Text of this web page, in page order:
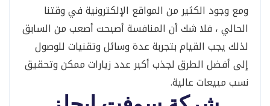
ومع وجود الكثير من المواقع الإلكترونية في وقتنا
الحالي ، فلا شك أن المنافسة أصبحت أصعب من السابق
لذلك يجب القيام بتجربة عدة وسائل وتقنيات للوصول
إلى أفضل الطرق لجذب أكبر عدد زيارات ممكن وتحقيق
نسب مبيعات عالية.